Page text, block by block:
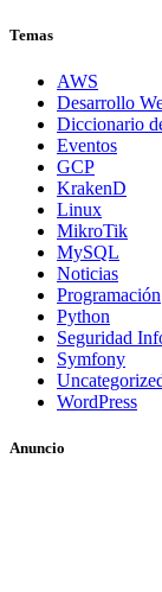
Temas
AWS
Desarrollo
Diccionario
Eventos
GCP
KrakenD
Linux
MikroTik
MySQL
Noticias
Programación
Python
Seguridad
Symfony
WordPress
Anuncio